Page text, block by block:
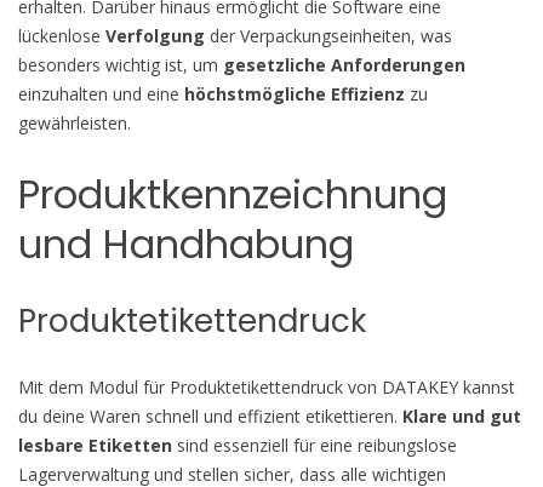
erhalten. Darüber hinaus ermöglicht die Software eine
lückenlose Verfolgung der Verpackungseinheiten, was
besonders wichtig ist, um gesetzliche Anforderungen
einzuhalten und eine höchstmögliche Effizienz zu
gewährleisten.
Produktkennzeichnung
und Handhabung
Produktetikettendruck
Mit dem Modul für Produktetikettendruck von DATAKEY kannst
du deine Waren schnell und effizient etikettieren. Klare und gut
lesbare Etiketten sind essenziell für eine reibungslose
Lagerverwaltung und stellen sicher, dass alle wichtigen